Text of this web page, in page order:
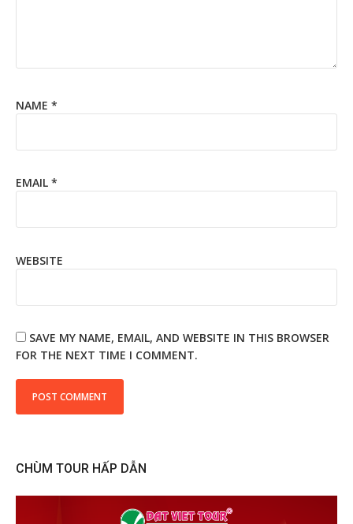
NAME *
EMAIL *
WEBSITE
SAVE MY NAME, EMAIL, AND WEBSITE IN THIS BROWSER
FOR THE NEXT TIME I COMMENT.
CHÙM TOUR HẤP DẪN